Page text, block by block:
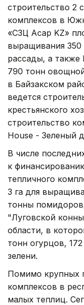
строительство 2
комплексов в
«СЗЦ Асар KZ»
выращивания
рассады, а
790 тонн
в Байзакском
ведется
крестьянского
строительство
House - Зеленый
В числе
к
тепличного
3 га для
тонны
"Луговской
области, в
тонн огурцов,
зелени.
Помимо крупных
комплексов в
малых теплиц.